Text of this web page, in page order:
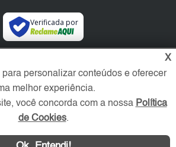
Verificada por
X
personalizar conteúdos e oferecer
melhor experiência.
você concorda com a nossa Política
de Cookies.